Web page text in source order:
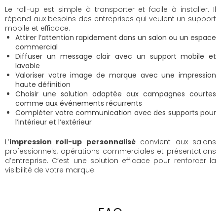
Le roll-up est simple à transporter et facile à installer. Il
répond aux besoins des entreprises qui veulent un support
mobile et efficace.
Attirer l’attention rapidement dans un salon ou un espace
commercial
Diffuser un message clair avec un support mobile et
lavable
Valoriser votre image de marque avec une impression
haute définition
Choisir une solution adaptée aux campagnes courtes
comme aux événements récurrents
Compléter votre communication avec des supports pour
l’intérieur et l’extérieur
L’impression roll-up personnaliséconvient aux salons
professionnels, opérations commerciales et présentations
d’entreprise. C’est une solution efficace pour renforcer la
visibilité de votre marque.